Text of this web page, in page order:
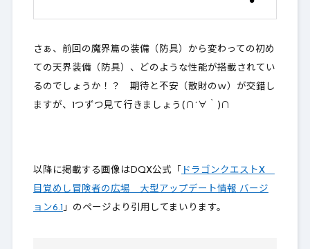
さぁ、前回の魔界篇の装備（防具）から変わっての初め
ての天界装備（防具）、どのような性能が搭載されてい
るのでしょうか！？ 期待と不安（散財のｗ）が交錯し
ますが、1つずつ見て行きましょう(∩´∀｀)∩
以降に掲載する画像はDQX公式「 ドラゴンクエストX
目覚めし冒険者の広場 大型アップデート情報 バージ
ョン6.1 」のページより引用してまいります。